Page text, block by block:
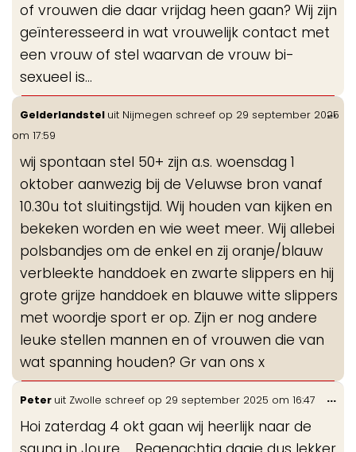
of vrouwen die daar vrijdag heen gaan? Wij zijn
geïnteresseerd in wat vrouwelijk contact met
een vrouw of stel waarvan de vrouw bi-
sexueel is...
Gelderlandstel uit Nijmegen schreef op 29 september 2025
om 17:59
wij spontaan stel 50+ zijn a.s. woensdag 1
oktober aanwezig bij de Veluwse bron vanaf
10.30u tot sluitingstijd. Wij houden van kijken en
bekeken worden en wie weet meer. Wij allebei
polsbandjes om de enkel en zij oranje/blauw
verbleekte handdoek en zwarte slippers en hij
grote grijze handdoek en blauwe witte slippers
met woordje sport er op. Zijn er nog andere
leuke stellen mannen en of vrouwen die van
wat spanning houden? Gr van ons x
...
Peter uit Zwolle schreef op 29 september 2025 om 16:47
Hoi zaterdag 4 okt gaan wij heerlijk naar de
...